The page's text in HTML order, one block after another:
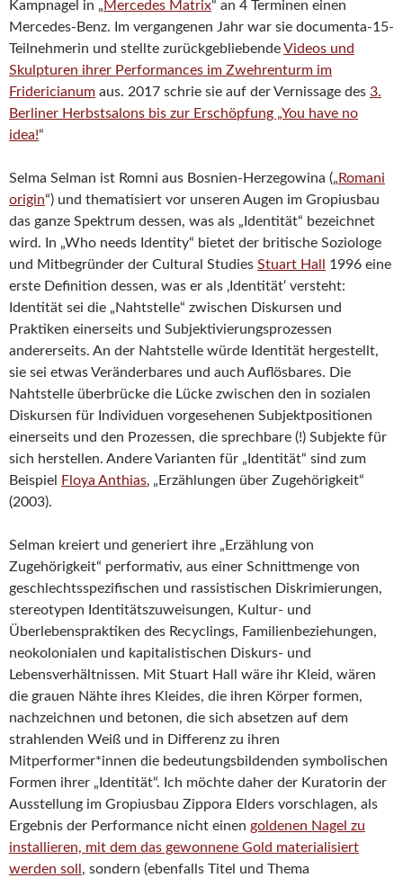
Kampnagel in „Mercedes Matrix“ an 4 Terminen einen
Mercedes-Benz. Im vergangenen Jahr war sie documenta-15-
Teilnehmerin und stellte zurückgebliebendeVideos und
Skulpturen ihrer Performances im Zwehrenturm im
Fridericianum aus. 2017 schrie sie auf der Vernissage des 3.
Berliner Herbstsalons bis zur Erschöpfung „You have no
idea!“
Selma Selman ist Romni aus Bosnien-Herzegowina („ Romani
origin“) und thematisiert vor unseren Augen im Gropiusbau
das ganze Spektrum dessen, was als „Identität“ bezeichnet
wird. In „Who needs Identity“ bietet der britische Soziologe
und Mitbegründer der Cultural Studies Stuart Hall
1996 eine
erste Definition dessen, was er als ‚Identität‘ versteht:
Identität sei die „Nahtstelle“ zwischen Diskursen und
Praktiken einerseits und Subjektivierungsprozessen
andererseits. An der Nahtstelle würde Identität hergestellt,
sie sei etwas Veränderbares und auch Auflösbares. Die
Nahtstelle überbrücke die Lücke zwischen den in sozialen
Diskursen für Individuen vorgesehenen Subjektpositionen
einerseits und den Prozessen, die sprechbare (!) Subjekte für
sich herstellen. Andere Varianten für „Identität“ sind zum
Beispiel
Floya Anthias‚ „Erzählungen über Zugehörigkeit“
(2003).
Selman kreiert und generiert ihre „Erzählung von
Zugehörigkeit“ performativ, aus einer Schnittmenge von
geschlechtsspezifischen und rassistischen Diskrimierungen,
stereotypen Identitätszuweisungen, Kultur- und
Überlebenspraktiken des Recyclings, Familienbeziehungen,
neokolonialen und kapitalistischen Diskurs- und
Lebensverhältnissen. Mit Stuart Hall wäre ihr Kleid, wären
die grauen Nähte ihres Kleides, die ihren Körper formen,
nachzeichnen und betonen, die sich absetzen auf dem
strahlenden Weiß und in Differenz zu ihren
Mitperformer*innen die bedeutungsbildenden symbolischen
Formen ihrer „Identität“. Ich möchte daher der Kuratorin der
Ausstellung im Gropiusbau Zippora Elders vorschlagen, als
Ergebnis der Performance nicht einen goldenen Nagel zu
installieren, mit dem das gewonnene Gold materialisiert
werden soll , sondern (ebenfalls Titel und Thema